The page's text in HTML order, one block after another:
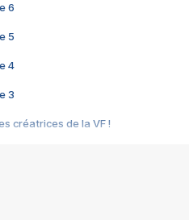
6
5
4
3
créatrices de la VF !